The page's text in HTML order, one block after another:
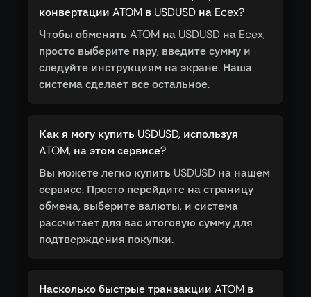
конвертации ATOM в USDUSD на Ecex?
Чтобы обменять ATOM на USDUSD на Ecex,
просто выберите пару, введите сумму и
следуйте инструкциям на экране. Наша
система сделает все остальное.
Как я могу купить USDUSD, используя
ATOM, на этом сервисе?
Вы можете легко купить USDUSD на нашем
сервисе. Просто перейдите на страницу
обмена, выберите валюты, и система
рассчитает для вас итоговую сумму для
подтверждения покупки.
Насколько быстрые транзакции ATOM в